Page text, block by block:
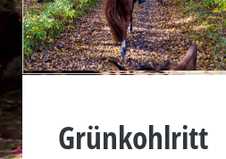
Grünkohlritt